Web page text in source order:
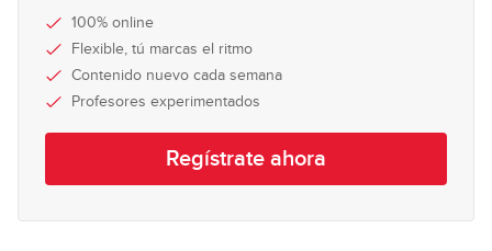
22
100% online
Flexible, tú marcas el ritmo
Contenido nuevo cada semana
Profesores experimentados
Regístrate ahora